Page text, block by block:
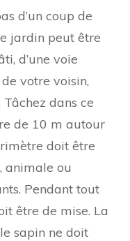
d’un coup de
jardin peut être
d’une voie
votre voisin,
dans ce
de 10 m autour
doit être
animale ou
Pendant tout
être de mise. La
sapin ne doit